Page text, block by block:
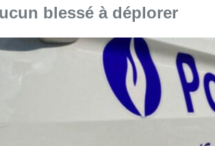
blessé à déplorer